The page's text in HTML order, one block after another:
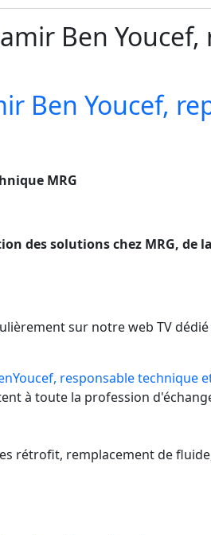
Ben
Ben Youcef,
MRG
des solutions chez MRG,
sur notre web TV
responsable technique
à toute la profession
rétrofit, remplacement de